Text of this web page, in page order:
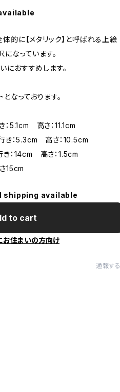
的に【メタリック】と呼ばれる上絵
なっています。
におすすめします。
なっております。
5.1cm 高さ：11.1cm
：5.3cm 高さ：10.5cm
：14cm 高さ：1.5cm
15cm
shipping available
to cart
お住まいの方向け
通報する